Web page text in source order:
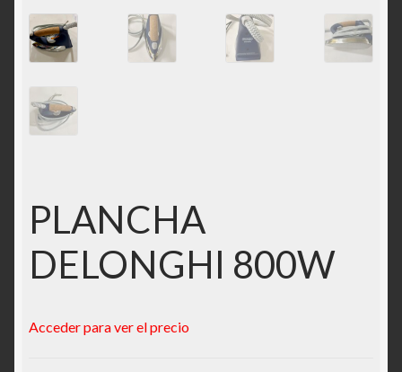
PLANCHA
DELONGHI 800W
Acceder para ver el precio